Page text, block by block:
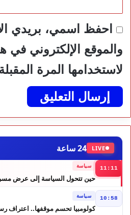
احفظ اسمي، بريدي
والموقع الإلكتروني في
لاستخدامها المرة
LIVE 24 ساعة
11:11 سياسة
حين تتحول السياسة إلى عرض
10:58 سياسة
كولومبيا تحسم موقفها.. اعتراف